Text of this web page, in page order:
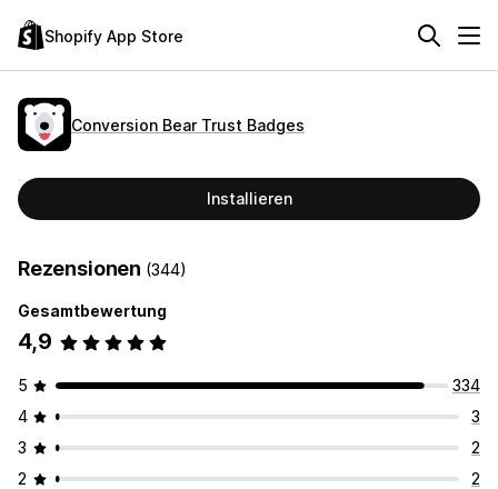
Shopify App Store
Conversion Bear Trust Badges
Installieren
Rezensionen (344)
Gesamtbewertung
4,9
5
334
4
3
3
2
2
2